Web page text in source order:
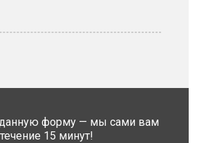
форму — мы сами вам
15 минут!